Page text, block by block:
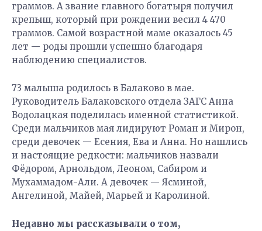
граммов. А звание главного богатыря получил
крепыш, который при рождении весил 4 470
граммов. Самой возрастной маме оказалось 45
лет — роды прошли успешно благодаря
наблюдению специалистов.
73 малыша родилось в Балаково в мае.
Руководитель Балаковского отдела ЗАГС Анна
Водолацкая поделилась именной статистикой.
Среди мальчиков мая лидируют Роман и Мирон,
среди девочек — Есения, Ева и Анна. Но нашлись
и настоящие редкости: мальчиков назвали
Фёдором, Арнольдом, Леоном, Сабиром и
Мухаммадом-Али. А девочек — Ясминой,
Ангелиной, Майей, Марьей и Каролиной.
Недавно мы рассказывали о том,